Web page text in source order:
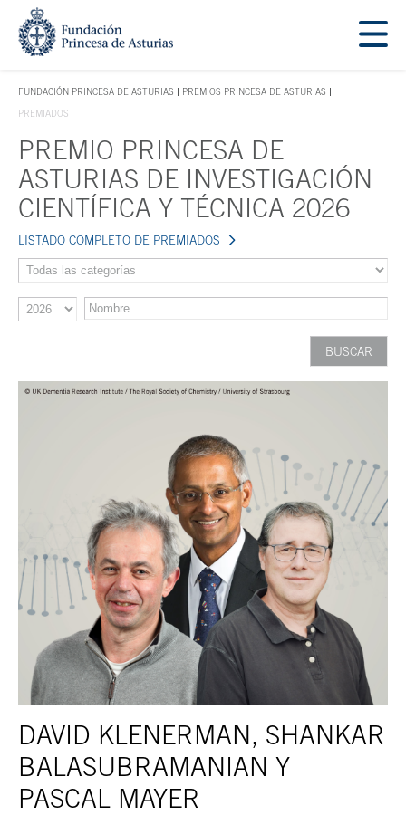
Saltar navegación. Ir directamente al contenido principal
FUNDACIÓN PRINCESA DE ASTURIAS
TECLA DE ACCESO 1
PREMIOS PRINCESA DE ASTURIAS
PREMIADOS
Contenido principal
PREMIO PRINCESA DE
ASTURIAS DE INVESTIGACIÓN
CIENTÍFICA Y TÉCNICA 2026
LISTADO COMPLETO DE PREMIADOS
DAVID KLENERMAN, SHANKAR
BALASUBRAMANIAN Y
PASCAL MAYER